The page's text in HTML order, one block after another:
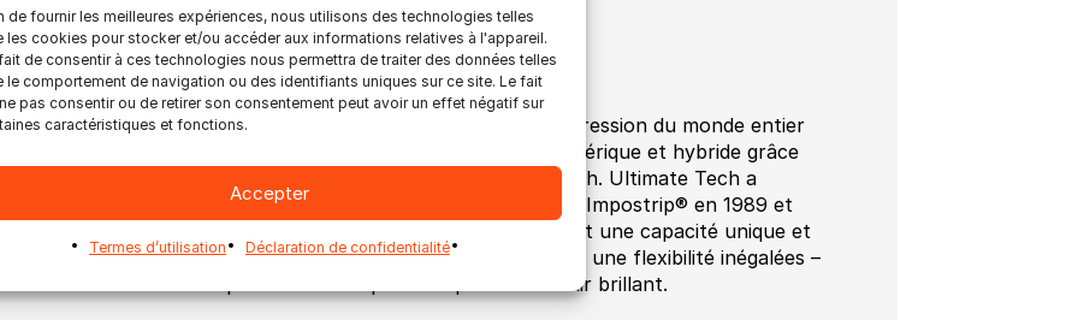
de fournir les meilleures expériences, nous utilisons des technologies telles
les cookies pour stocker et/ou accéder aux informations relatives à l'appareil.
de consentir à ces technologies nous permettra de traiter des données telles
le comportement de navigation ou des identifiants uniques sur ce site. Le fait
pas consentir ou de retirer son consentement peut avoir un effet négatif sur
caractéristiques et fonctions.
Accepter
Termes d’utilisation Déclaration de confidentialité
# # #
d’Ultimate Tech (Ultimate-Tech.com)
à toute vitesse
. Les fournisseurs de services d’impression du monde entier
d’une productivité accrue dans un environnement numérique et hybride grâce
solutions logicielles innovantes et automatisées d’Ultimate Tech. Ultimate Tech a
l’imposition numérique avec la première version d’Ultimate Impostrip® en 1989 et
la communauté de l’industrie de l’impression, en apportant une capacité unique et
pour centraliser et simplifier – avec des performances et une flexibilité inégalées –
des flux de production d’impression pour un avenir brillant.